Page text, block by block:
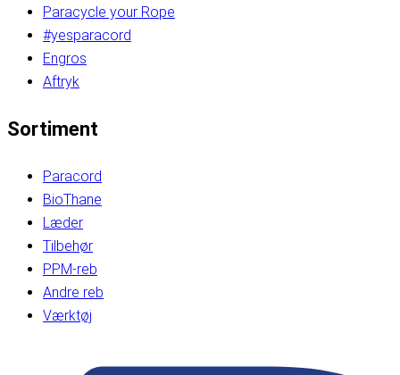
Paracycle your Rope
#yesparacord
Engros
Aftryk
Sortiment
Paracord
BioThane
Læder
Tilbehør
PPM-reb
Andre reb
Værktøj